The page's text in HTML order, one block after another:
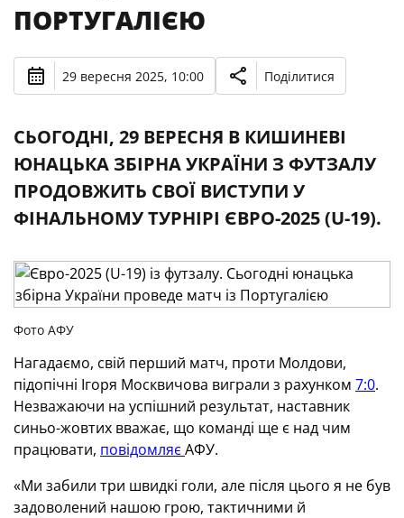
ПОРТУГАЛІЄЮ
29 вересня 2025, 10:00 Поділитися
CЬОГОДНІ, 29 ВЕРЕСНЯ В КИШИНЕВІ
ЮНАЦЬКА ЗБІРНА УКРАЇНИ З ФУТЗАЛУ
ПРОДОВЖИТЬ СВОЇ ВИСТУПИ У
ФІНАЛЬНОМУ ТУРНІРІ ЄВРО-2025 (U-19).
Фото АФУ
Нагадаємо, свій перший матч, проти Молдови,
підопічні Ігоря Москвичова виграли з рахунком 7:0.
Незважаючи на успішний результат, наставник
синьо-жовтих вважає, що команді ще є над чим
працювати, повідомляєАФУ.
«Ми забили три швидкі голи, але після цього я не був
задоволений нашою грою, тактичними й